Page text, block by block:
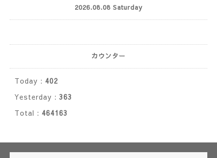
2026.08.08 Saturday
カウンター
Today : 402
Yesterday : 363
Total : 464163